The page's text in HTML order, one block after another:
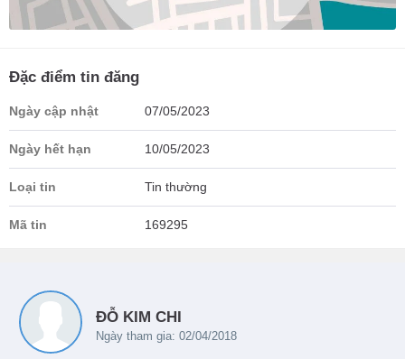
Đặc điểm tin đăng
Ngày cập nhật 07/05/2023
Ngày hết hạn 10/05/2023
Loại tin Tin thường
Mã tin 169295
ĐỖ KIM CHI
Ngày tham gia: 02/04/2018